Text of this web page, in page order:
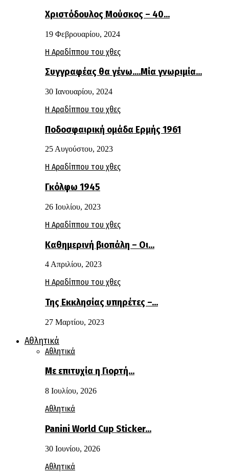
Χριστόδουλος Μούσκος – 40…
19 Φεβρουαρίου, 2024
Η Αραδίππου του χθες
Συγγραφέας θα γένω….Μία γνωριμία…
30 Ιανουαρίου, 2024
Η Αραδίππου του χθες
Ποδοσφαιρική ομάδα Ερμής 1961
25 Αυγούστου, 2023
Η Αραδίππου του χθες
Γκόλφω 1945
26 Ιουλίου, 2023
Η Αραδίππου του χθες
Καθημερινή βιοπάλη – Οι…
4 Απριλίου, 2023
Η Αραδίππου του χθες
Της Εκκλησίας υπηρέτες –…
27 Μαρτίου, 2023
Αθλητικά
Αθλητικά
Με επιτυχία η Γιορτή…
8 Ιουλίου, 2026
Αθλητικά
Panini World Cup Sticker…
30 Ιουνίου, 2026
Αθλητικά